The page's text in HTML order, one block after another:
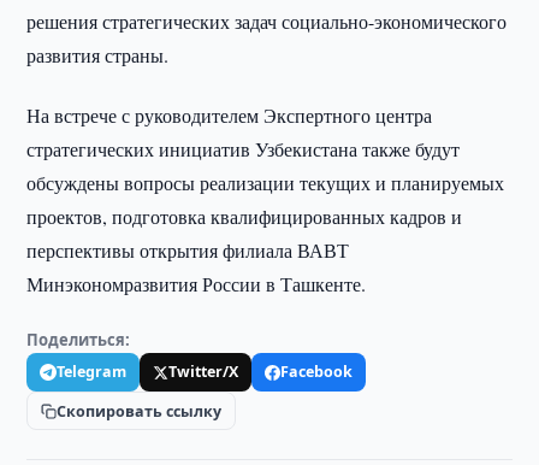
решения стратегических задач социально-экономического
развития страны.
На встрече с руководителем Экспертного центра
стратегических инициатив Узбекистана также будут
обсуждены вопросы реализации текущих и планируемых
проектов, подготовка квалифицированных кадров и
перспективы открытия филиала ВАВТ
Минэкономразвития России в Ташкенте.
Поделиться:
Telegram Twitter/X
Facebook
Скопировать ссылку